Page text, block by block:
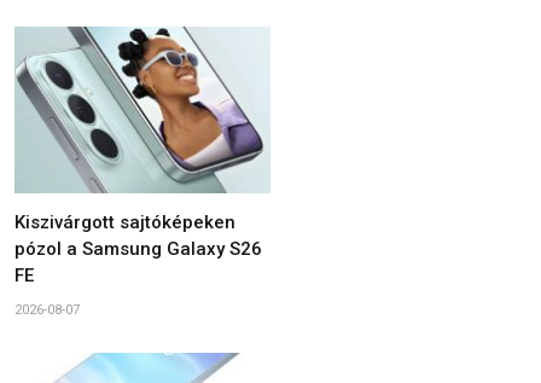
Kiszivárgott sajtóképeken
pózol a Samsung Galaxy S26
FE
2026-08-07